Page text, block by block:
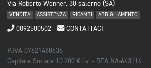
Via Roberto Wenner, 30 salerno (SA)
VENDITA ASSISTENZA RICAMBI ABBIGLIAMENTO
0892580502 CONTATTACI
P.IVA 07621480636
Capitale Sociale 10.200 € i.v. - REA NA-643114